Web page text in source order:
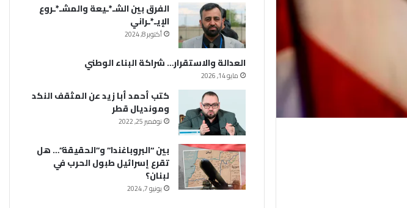
الفرق بين الشـ*ـيعة والمشـ*ـروع
الإيـ*ـراني
أكتوبر 8, 2024
العدالة والاستقرار… شراكة البناء الوطني
مايو 14, 2026
كتب أحمد أبا زيد عن المثقف النكد
ومونديال قطر
نوفمبر 25, 2022
بين “البروباغندا” و”الحقيقة”… هل
تقرع إسرائيل طبول الحرب في
لبنان؟
يونيو 7, 2024